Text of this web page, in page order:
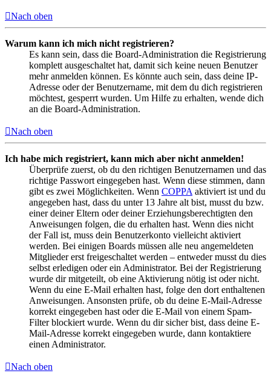
Nach oben
Warum kann ich mich nicht registrieren?
Es kann sein, dass die Board-Administration die Registrierung
komplett ausgeschaltet hat, damit sich keine neuen Benutzer
mehr anmelden können. Es könnte auch sein, dass deine IP-
Adresse oder der Benutzername, mit dem du dich registrieren
möchtest, gesperrt wurden. Um Hilfe zu erhalten, wende dich
an die Board-Administration.
Nach oben
Ich habe mich registriert, kann mich aber nicht anmelden!
Überprüfe zuerst, ob du den richtigen Benutzernamen und das
richtige Passwort eingegeben hast. Wenn diese stimmen, dann
gibt es zwei Möglichkeiten. Wenn COPPA aktiviert ist und du
angegeben hast, dass du unter 13 Jahre alt bist, musst du bzw.
einer deiner Eltern oder deiner Erziehungsberechtigten den
Anweisungen folgen, die du erhalten hast. Wenn dies nicht
der Fall ist, muss dein Benutzerkonto vielleicht aktiviert
werden. Bei einigen Boards müssen alle neu angemeldeten
Mitglieder erst freigeschaltet werden – entweder musst du dies
selbst erledigen oder ein Administrator. Bei der Registrierung
wurde dir mitgeteilt, ob eine Aktivierung nötig ist oder nicht.
Wenn du eine E-Mail erhalten hast, folge den dort enthaltenen
Anweisungen. Ansonsten prüfe, ob du deine E-Mail-Adresse
korrekt eingegeben hast oder die E-Mail von einem Spam-
Filter blockiert wurde. Wenn du dir sicher bist, dass deine E-
Mail-Adresse korrekt eingegeben wurde, dann kontaktiere
einen Administrator.
Nach oben